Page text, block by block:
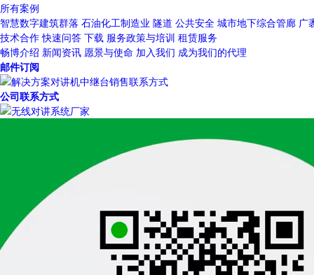
所有案例
智慧数字建筑群落 石油化工制造业 隧道 公共安全 城市地下综合管廊 广
技术合作 快速问答 下载 服务政策与培训 租赁服务
畅博介绍 新闻资讯 愿景与使命 加入我们 成为我们的代理
邮件订阅
公司联系方式